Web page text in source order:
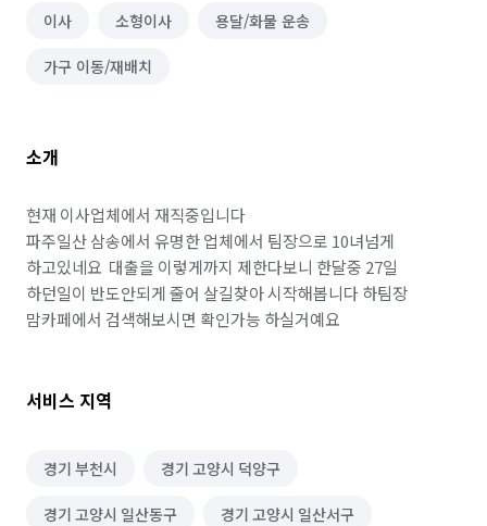
이사 소형이사 용달/화물 운송
가구 이동/재배치
소개
현재 이사업체에서 재직중입니다
파주일산 삼송에서 유명한 업체에서 팀장으로 10녀넘게
하고있네요  대출을 이렇게까지 제한다보니 한달중 27일
하던일이 반도안되게 줄어 살길찾아 시작해봅니다 하팀장
맘카페에서 검색해보시면 확인가능 하실거예요
서비스 지역
경기 부천시 경기 고양시 덕양구
경기 고양시 일산동구 경기 고양시 일산서구